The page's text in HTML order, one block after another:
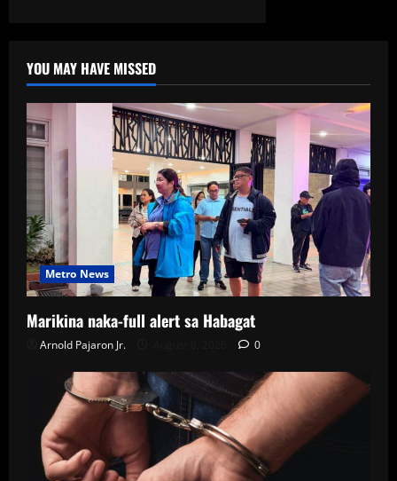
YOU MAY HAVE MISSED
Metro News
Marikina naka-full alert sa Habagat
Arnold Pajaron Jr. 0